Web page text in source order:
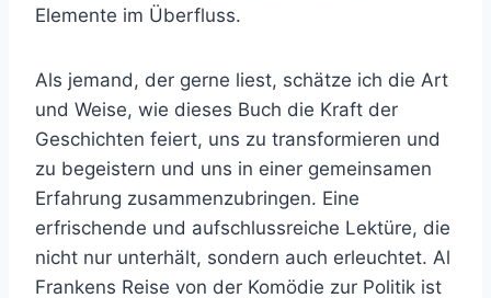
Elemente im Überfluss.
Als jemand, der gerne liest, schätze ich die Art
und Weise, wie dieses Buch die Kraft der
Geschichten feiert, uns zu transformieren und
zu begeistern und uns in einer gemeinsamen
Erfahrung zusammenzubringen. Eine
erfrischende und aufschlussreiche Lektüre, die
nicht nur unterhält, sondern auch erleuchtet. Al
Frankens Reise von der Komödie zur Politik ist